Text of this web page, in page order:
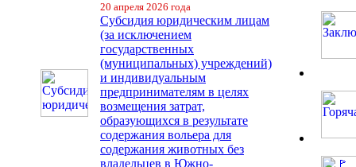
20 апреля 2026 года
Субсидия юридическим лицам
(за исключением
государственных
(муниципальных) учреждений)
и индивидуальным
предпринимателям в целях
возмещения затрат,
образующихся в результате
содержания вольера для
содержания животных без
владельцев в Южно-